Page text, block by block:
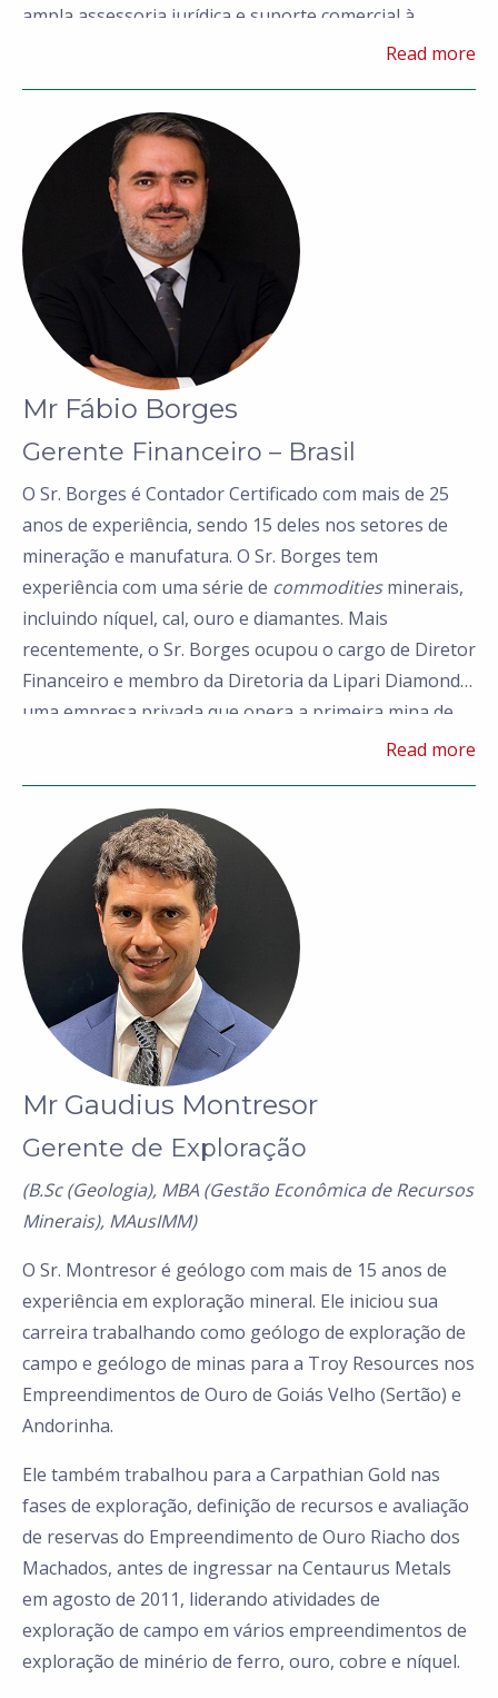
ampla assessoria jurídica e suporte comercial à
Empresa durante as negociações para a aquisição do
Read more
Mr Fábio Borges
Gerente Financeiro – Brasil
O Sr. Borges é Contador Certificado com mais de 25
anos de experiência, sendo 15 deles nos setores de
mineração e manufatura. O Sr. Borges tem
experiência com uma série de commoditiesminerais,
incluindo níquel, cal, ouro e diamantes. Mais
recentemente, o Sr. Borges ocupou o cargo de Diretor
Financeiro e membro da Diretoria da Lipari Diamonds,
uma empresa privada que opera a primeira mina de
diamantes de quimberlito na América do Sul. Naquela
a exploração até a construção, comissionamento e
operação da mina.
Read more
Mr Gaudius Montresor
Gerente de Exploração
(B.Sc (Geologia), MBA (Gestão Econômica de Recursos
Minerais), MAusIMM)
O Sr. Montresor é geólogo com mais de 15 anos de
experiência em exploração mineral. Ele iniciou sua
carreira trabalhando como geólogo de exploração de
campo e geólogo de minas para a Troy Resources nos
Empreendimentos de Ouro de Goiás Velho (Sertão) e
Andorinha.
Ele também trabalhou para a Carpathian Gold nas
fases de exploração, definição de recursos e avaliação
de reservas do Empreendimento de Ouro Riacho dos
Machados, antes de ingressar na Centaurus Metals
em agosto de 2011, liderando atividades de
exploração de campo em vários empreendimentos de
exploração de minério de ferro, ouro, cobre e níquel.